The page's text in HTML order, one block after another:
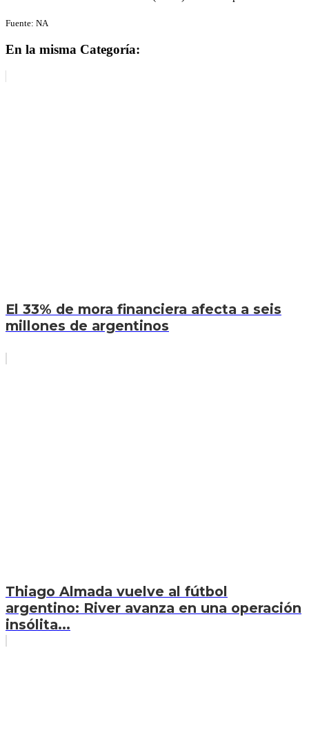
Fuente: NA
En la misma Categoría:
El 33% de mora financiera afecta a seis
millones de argentinos
Thiago Almada vuelve al fútbol
argentino: River avanza en una operación
insólita...